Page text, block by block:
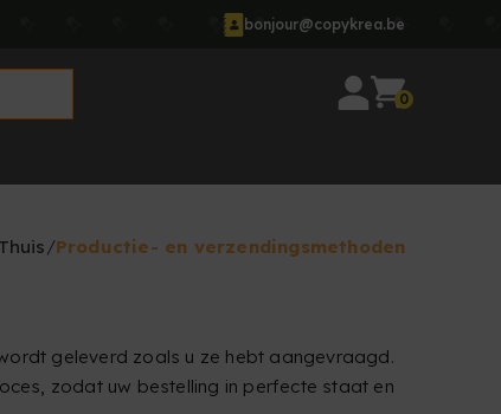
bonjour@copykrea.be
0
Thuis Productie- en verzendingsmethoden
geleverd zoals u ze hebt aangevraagd.
zodat uw bestelling in perfecte staat en